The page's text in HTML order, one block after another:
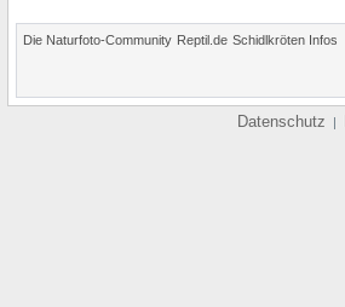
Die Naturfoto-Community Reptil.de Schidlkröten Infos
Datenschutz |